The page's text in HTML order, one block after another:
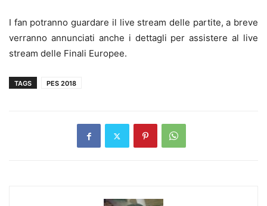
I fan potranno guardare il live stream delle partite, a breve
verranno annunciati anche i dettagli per assistere al live
stream delle Finali Europee.
TAGS PES 2018